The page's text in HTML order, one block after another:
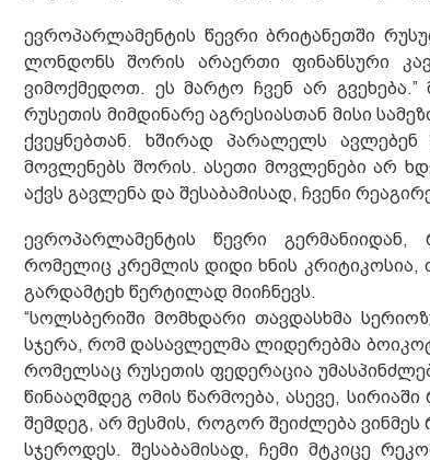
ევროპარლამენტის წევრი ბრიტანეთში
ლონდონს შორის არაერთი ფინანსური
ვიმოქმედოთ. ეს მარტო ჩვენ არ
რუსეთის მიმდინარე აგრესიასთან მისი
ქვეყნებთან. ხშირად პარალელს
მოვლენებს შორის. ასეთი მოვლენები არ
აქვს გავლენა და შესაბამისად, ჩვენი
ევროპარლამენტის წევრი გერმანიიდან,
რომელიც კრემლის დიდი ხნის კრიტიკოსია,
გარდამტეხ წერტილად მიიჩნევს.
“სოლსბერიში მომხდარი თავდასხმა
სჯერა, რომ დასავლელმა ლიდერებმა
რომელსაც რუსეთის ფედერაცია
წინააღმდეგ ომის წარმოება, ასევე,
შემდეგ, არ მესმის, როგორ შეიძლება
სჯეროდეს. შესაბამისად, ჩემი მტკიცე